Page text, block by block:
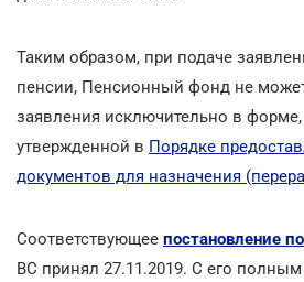
Таким образом, при подаче
пенсии, Пенсионный фонд не
заявления исключительно в
утвержденной в Порядке
документов для назначения
Соответствующее постановление
ВС принял 27.11.2019. С его